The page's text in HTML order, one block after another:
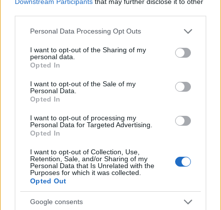
Please note that this website/app uses one or more Google
not limited to your visit or usage behaviour. You may click to
grant or deny consent to Google and its third-party tags to
use your data for below specified purposes in below Google
consent section.
Personal Data Processing Opt Outs
I want to opt-out of the Sharing of my
personal data.
Opted In
I want to opt-out of the Sale of my
Personal Data.
Opted In
I want to opt-out of processing my
Personal Data for Targeted Advertising.
Opted In
I want to opt-out of Collection, Use,
Retention, Sale, and/or Sharing of my
Personal Data that Is Unrelated with the
Purposes for which it was collected.
Opted Out
Google consents
Szólj hozzá!
VAGY
(V)Ad(r)i
18 éve